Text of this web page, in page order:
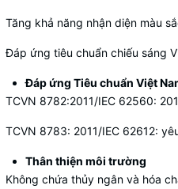
Tăng khả năng nhận diện màu
Đáp ứng tiêu chuẩn chiếu sáng
Đáp ứng Tiêu chuẩn Việt
TCVN 8782:2011/IEC 62560:
TCVN 8783: 2011/IEC 62612:
Thân thiện môi trường
Không chứa thủy ngân và hóa